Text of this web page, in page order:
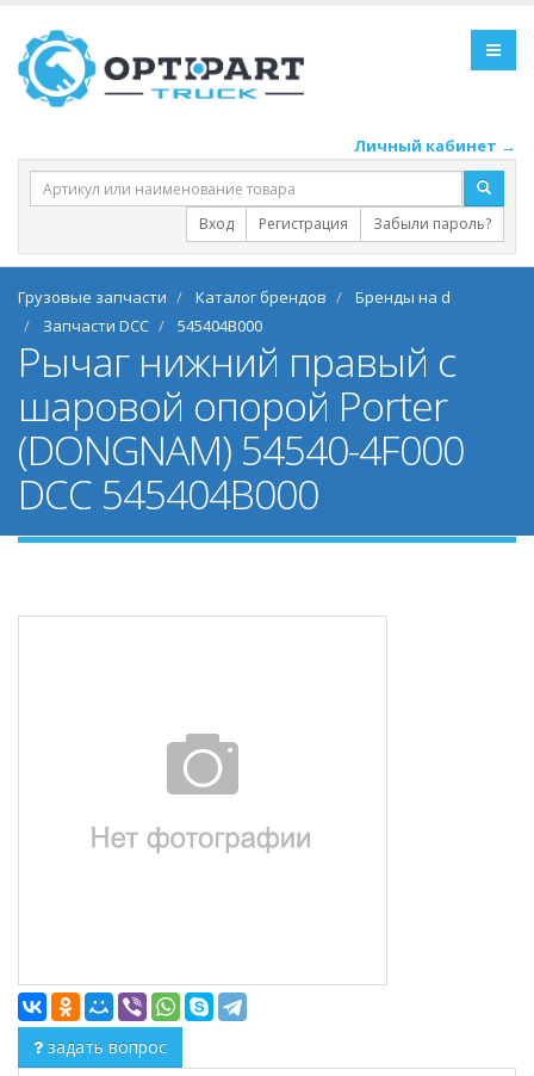
Личный кабинет →
Вход Регистрация Забыли пароль?
Грузовые запчасти Каталог брендов
Бренды на d
Запчасти DCC
545404B000
Рычаг нижний правый с
шаровой опорой Porter
(DONGNAM) 54540-4F000
DCC 545404B000
задать вопрос